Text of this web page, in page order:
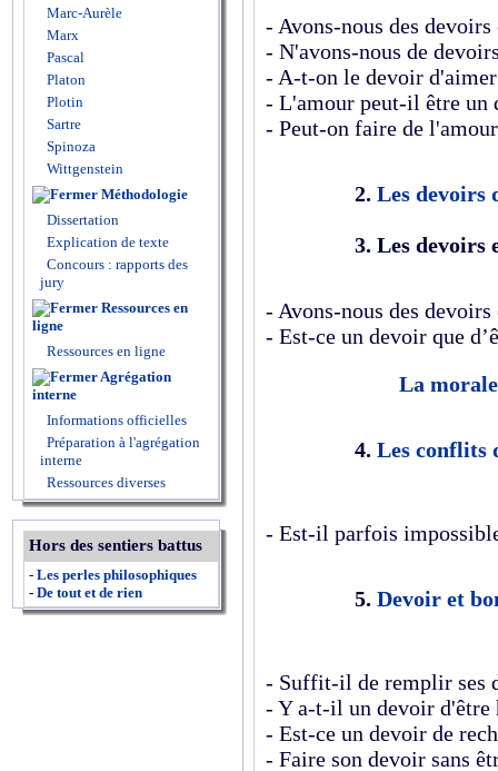
Marc-Aurèle
Marx
Pascal
Platon
Plotin
Sartre
Spinoza
Wittgenstein
Méthodologie
Dissertation
Explication de texte
Concours : rapports des
jury
Ressources en
ligne
Ressources en ligne
Agrégation
interne
Informations officielles
Préparation à l'agrégation
interne
Ressources diverses
Hors des sentiers battus
- Les perles philosophiques
- De tout et de rien
- Avons-nous des
- N'avons-nous de
- A-t-on le devoir
- L'amour peut-il être un
- Peut-on faire de
2. Les devoirs
3. Les devoirs
- Avons-nous des
- Est-ce un devoir que
La
4. Les conflits
- Est-il parfois
5. Devoir et
- Suffit-il de remplir ses
- Y a-t-il un devoir d'être
- Est-ce un devoir de
- Faire son devoir sans